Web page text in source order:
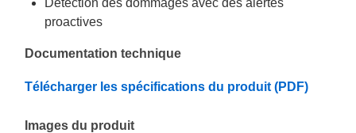
Détection des dommages avec des alertes
proactives
Documentation technique
Télécharger les spécifications du produit (PDF)
Images du produit